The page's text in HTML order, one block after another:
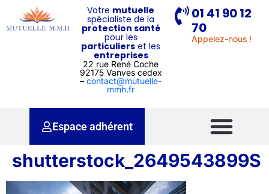
Votre mutuelle
spécialiste de la
protection santé
pour les
particuliers et les
entreprises
22 rue René Coche
92175 Vanves cedex
–contact@mutuelle-
mmh.fr
01 41 90 12
70
Appelez-nous !
Espace adhérent
shutterstock_2649543899S